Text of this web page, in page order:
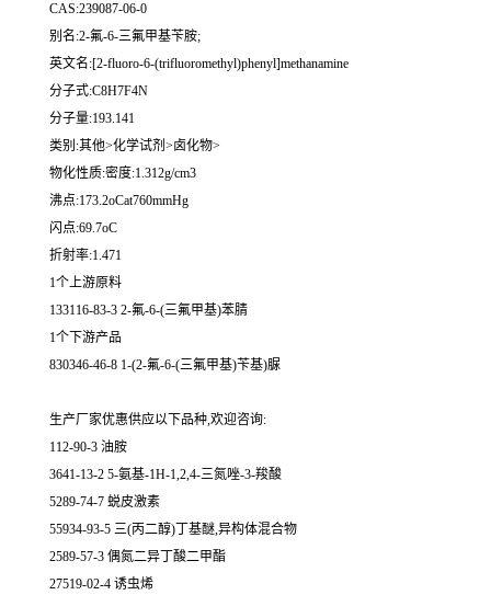
CAS:239087-06-0
别名:2-氟-6-三氟甲基苄胺;
英文名:[2-fluoro-6-(trifluoromethyl)phenyl]methanamine
分子式:C8H7F4N
分子量:193.141
类别:其他>化学试剂>卤化物>
物化性质:密度:1.312g/cm3
沸点:173.2oCat760mmHg
闪点:69.7oC
折射率:1.471
1个上游原料
133116-83-3 2-氟-6-(三氟甲基)苯腈
1个下游产品
830346-46-8 1-(2-氟-6-(三氟甲基)苄基)脲
生产厂家优惠供应以下品种,欢迎咨询:
112-90-3 油胺
3641-13-2 5-氨基-1H-1,2,4-三氮唑-3-羧酸
5289-74-7 蜕皮激素
55934-93-5 三(丙二醇)丁基醚,异构体混合物
2589-57-3 偶氮二异丁酸二甲酯
27519-02-4 诱虫烯